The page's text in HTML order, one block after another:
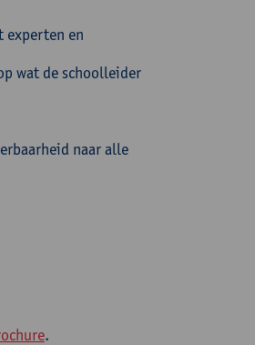
experten en
wat de schoolleider
naar alle
.